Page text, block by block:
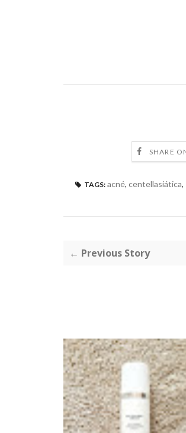
SHARE
TAGS: acné, centellasiática,
← Previous Story